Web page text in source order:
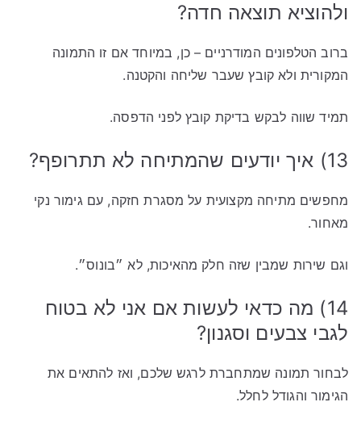
ולהוציא תוצאה חדה?
ברוב הטלפונים המודרניים – כן, במיוחד אם זו התמונה
המקורית ולא קובץ שעבר שליחה והקטנה.
תמיד שווה לבקש בדיקת קובץ לפני הדפסה.
13) איך יודעים שהמתיחה לא תתרופף?
מחפשים מתיחה מקצועית על מסגרת חזקה, עם גימור נקי
מאחור.
וגם שירות שמבין שזה חלק מהאיכות, לא ״בונוס״.
14) מה כדאי לעשות אם אני לא בטוח
לגבי צבעים וסגנון?
לבחור תמונה שמתחברת לרגש שלכם, ואז להתאים את
הגימור והגודל לחלל.